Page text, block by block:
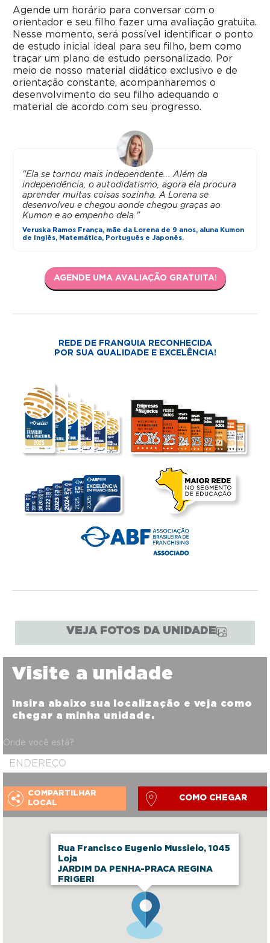
Agende um horário para conversar com o
orientador e seu filho fazer uma avaliação gratuita.
Nesse momento, será possível identificar o ponto
de estudo inicial ideal para seu filho, bem como
traçar um plano de estudo personalizado. Por
meio de nosso material didático exclusivo e de
orientação constante, acompanharemos o
desenvolvimento do seu filho adequando o
material de acordo com seu progresso.
"Ela se tornou mais independente... Além da
independência, o autodidatismo, agora ela procura
aprender muitas coisas sozinha. A Lorena se
desenvolveu e chegou aonde chegou graças ao
Kumon e ao empenho dela."
Veruska Ramos França, mãe da Lorena de 9 anos, aluna Kumon
de Inglês, Matemática, Português e Japonês.
AGENDE UMA AVALIAÇÃO GRATUITA!
REDE DE FRANQUIA RECONHECIDA
POR SUA QUALIDADE E EXCELÊNCIA!
VEJA FOTOS DA UNIDADE
Rua Francisco Eugenio Mussielo, 1045
Loja
JARDIM DA PENHA-PRACA REGINA
FRIGERI
Visite a unidade
Insira abaixo sua localização e veja como
chegar a minha unidade.
Onde você está?
COMPARTILHAR
LOCAL
COMO CHEGAR